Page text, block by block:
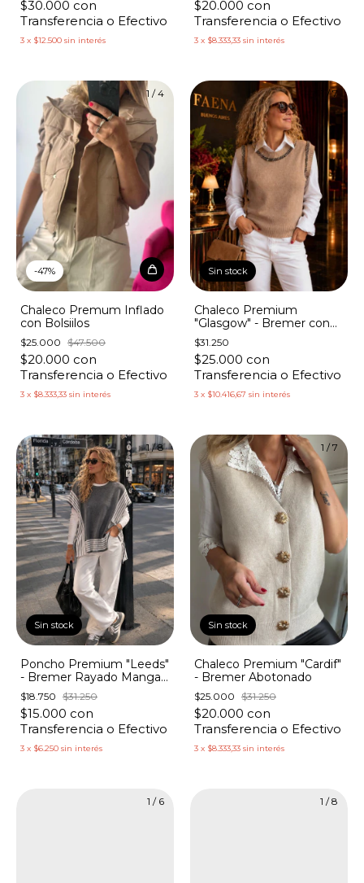
$30.000 con
Transferencia o Efectivo
3 x $12.500 sin interés
$20.000 con
Transferencia o Efectivo
3 x $8.333,33 sin interés
1 /4
-47%
Chaleco Premum Inflado
con Bolsiilos
$25.000 $47.500
$20.000 con
Transferencia o Efectivo
3 x $8.333,33 sin interés
/7
Sin stock
Chaleco Premium
"Glasgow" - Bremer con
Piedras
$31.250
$25.000 con
Transferencia o Efectivo
3 x $10.416,67 sin interés
1/8
Sin stock
Poncho Premium "Leeds"
- Bremer Rayado Manga
Corta
$18.750 $31.250
$15.000 con
Transferencia o Efectivo
3 x $6.250 sin interés
1 /7
Sin stock
Chaleco Premium "Cardif"
- Bremer Abotonado
$25.000 $31.250
$20.000 con
Transferencia o Efectivo
3 x $8.333,33 sin interés
1 / 6 1 /8